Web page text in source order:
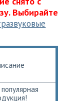
Выбирайте